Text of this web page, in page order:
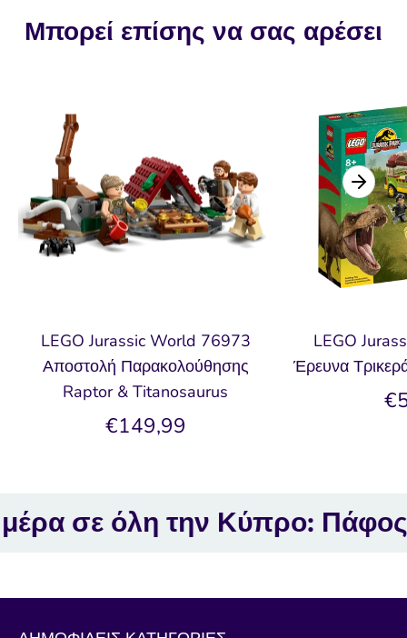
Facebook
Twitter
Μπορεί επίσης να σας αρέσει
LEGO Jurassic World 76973
Αποστολή Παρακολούθησης
Raptor & Titanosaurus
€149,99
LEGO
Έρευνα
την Κύπρο: Πάφος,